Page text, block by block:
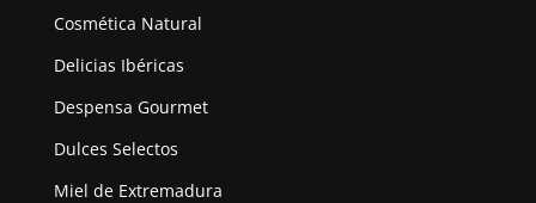
Cosmética Natural
Delicias Ibéricas
Despensa Gourmet
Dulces Selectos
Miel de Extremadura